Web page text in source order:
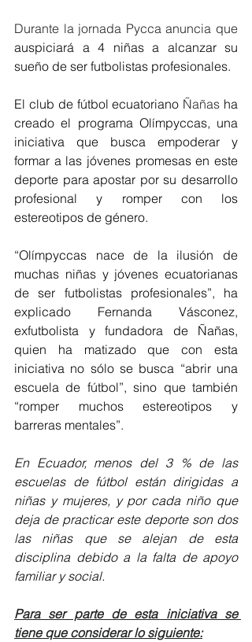
auspiciará a 4 niñas a alcanzar su
sueño de ser futbolistas profesionales.
El club de fútbol ecuatoriano Ñañas ha
creado el programa Olímpyccas, una
iniciativa que busca empoderar y
formar a las jóvenes promesas en este
deporte para apostar por su desarrollo
profesional y romper con los
estereotipos de género.
“Olímpyccas nace de la ilusión de
muchas niñas y jóvenes ecuatorianas
de ser futbolistas profesionales”, ha
explicado Fernanda Vásconez,
exfutbolista y fundadora de Ñañas,
quien ha matizado que con esta
iniciativa no sólo se busca “abrir una
escuela de fútbol”, sino que también
“romper muchos estereotipos y
barreras mentales”.
En Ecuador, menos del 3 % de las
escuelas de fútbol están dirigidas a
niñas y mujeres, y por cada niño que
deja de practicar este deporte son dos
las niñas que se alejan de esta
disciplina debido a la falta de apoyo
familiar y social.
Para ser parte de esta iniciativa se
tiene que considerar lo siguiente: